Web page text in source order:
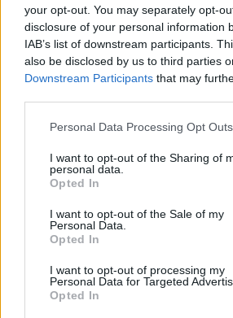
your opt-out. You may separately opt-
disclosure of your personal information
IAB’s list of downstream participants.
also be disclosed by us to third parties
Downstream Participants that may
Please note that this website/app uses
not limited to your visit or usage
grant or deny consent to Google and its
use your data for below specified
consent section.
Personal Data Processing Opt Outs
I want to opt-out of the Sharing of
personal data.
Opted In
I want to opt-out of the Sale of my
Personal Data.
Opted In
I want to opt-out of processing my
Personal Data for Targeted
Opted In
Szolidárisak vagyunk
kollégáinkkal.
ellen, egyben kifejezzük
módszeresen eltorzított
egy olyan orgánumot, amely még
színházi tárgyú írásoknak és a
Budapest, 2016. október 9.